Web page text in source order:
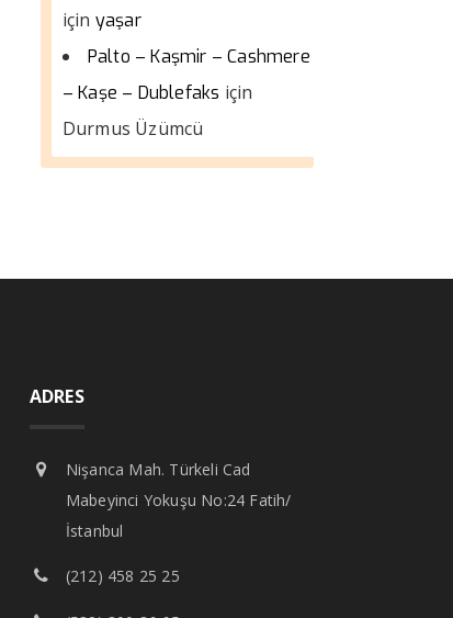
için yaşar
Palto – Kaşmir – Cashmere
– Kaşe – Dublefaks için
Durmus Üzümcü
ADRES
Nişanca Mah. Türkeli Cad
Mabeyinci Yokuşu No:24 Fatih/
İstanbul
(212) 458 25 25